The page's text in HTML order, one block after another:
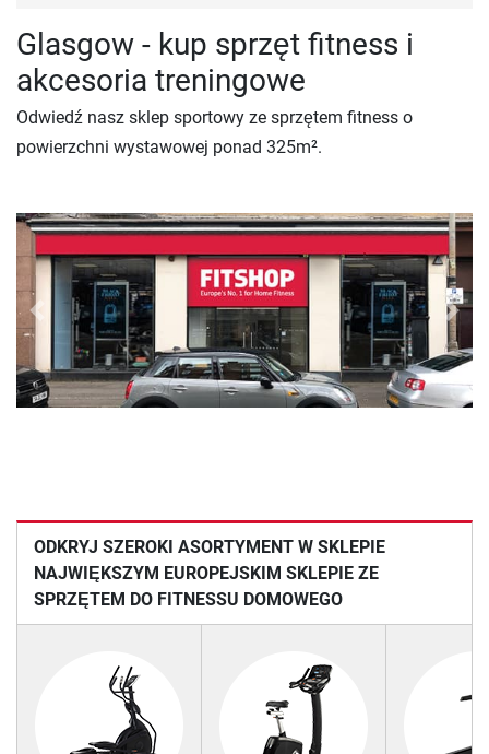
Glasgow - kup sprzęt fitness i
akcesoria treningowe
Odwiedź nasz sklep sportowy ze sprzętem fitness o
powierzchni wystawowej ponad 325m².
Previous Next
ODKRYJ SZEROKI ASORTYMENT W SKLEPIE
NAJWIĘKSZYM EUROPEJSKIM SKLEPIE ZE
SPRZĘTEM DO FITNESSU DOMOWEGO